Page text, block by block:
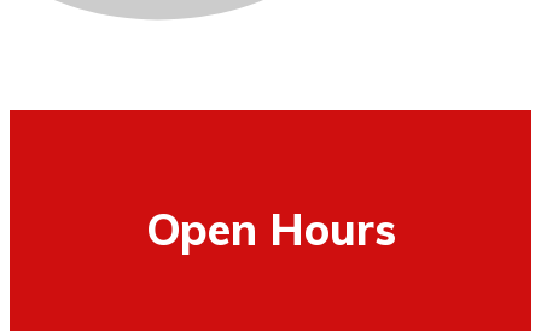
Open Hours